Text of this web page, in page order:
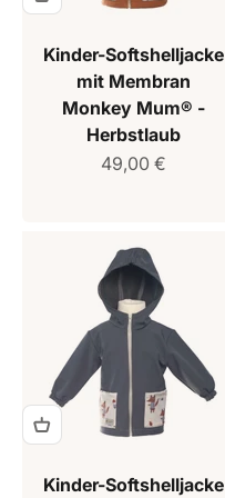
Kinder-Softshelljacke
mit Membran
Monkey Mum® -
Herbstlaub
Verkaufspreis
49,00 €
Kinder-Softshelljacke